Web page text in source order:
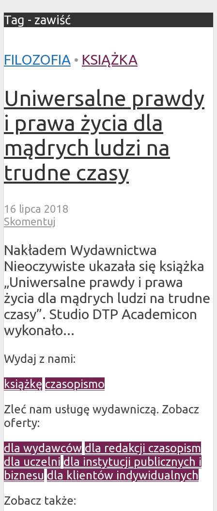
Tag - zawiść
FILOZOFIA • KSIĄŻKA
Uniwersalne prawdy
i prawa życia dla
mądrych ludzi na
trudne czasy
16 lipca 2018
Skomentuj
Nakładem Wydawnictwa
Nieoczywiste ukazała się książka
„Uniwersalne prawdy i prawa
życia dla mądrych ludzi na trudne
czasy”. Studio DTP Academicon
wykonało...
Wydaj z nami:
książkę czasopismo
Zleć nam usługę wydawniczą. Zobacz
oferty:
dla wydawców dla redakcji czasopism
dla uczelni dla instytucji publicznych i
biznesu dla klientów indywidualnych
Zobacz także: